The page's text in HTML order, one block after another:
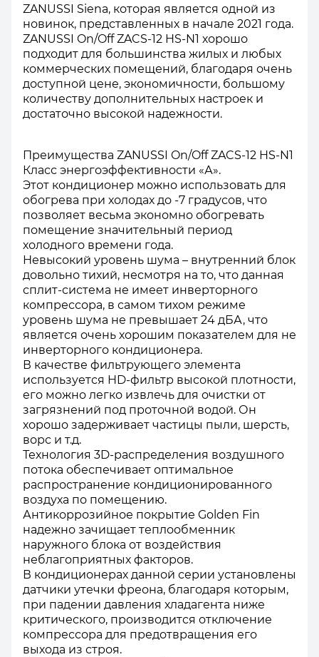
ZANUSSI Siena, которая является одной из
новинок, представленных в начале 2021 года.
ZANUSSI On/Off ZACS-12 HS-N1 хорошо
подходит для большинства жилых и любых
коммерческих помещений, благодаря очень
доступной цене, экономичности, большому
количеству дополнительных настроек и
достаточно высокой надежности.
Преимущества ZANUSSI On/Off ZACS-12 HS-N1
Класс энергоэффективности «А».
Этот кондиционер можно использовать для
обогрева при холодах до -7 градусов, что
позволяет весьма экономно обогревать
помещение значительный период
холодного времени года.
Невысокий уровень шума – внутренний блок
довольно тихий, несмотря на то, что данная
сплит-система не имеет инверторного
компрессора, в самом тихом режиме
уровень шума не превышает 24 дБА, что
является очень хорошим показателем для не
инверторного кондиционера.
В качестве фильтрующего элемента
используется HD-фильтр высокой плотности,
его можно легко извлечь для очистки от
загрязнений под проточной водой. Он
хорошо задерживает частицы пыли, шерсть,
ворс и т.д.
Технология 3D-распределения воздушного
потока обеспечивает оптимальное
распространение кондиционированного
воздуха по помещению.
Антикоррозийное покрытие Golden Fin
надежно зачищает теплообменник
наружного блока от воздействия
неблагоприятных факторов.
В кондиционерах данной серии установлены
датчики утечки фреона, благодаря которым,
при падении давления хладагента ниже
критического, производится отключение
компрессора для предотвращения его
выхода из строя.